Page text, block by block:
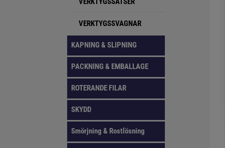
VERKTYGSSVAGNAR
KAPNING & SLIPNING
PACKNING & EMBALLAGE
ROTERANDE FILAR
SKYDD
Smörjning & Rostlösning